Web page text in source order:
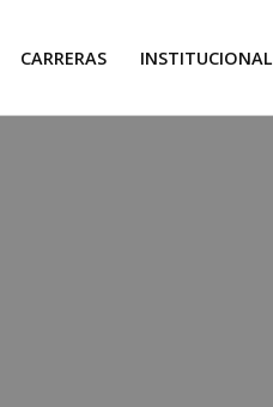
CARRERAS INSTITUCIONAL